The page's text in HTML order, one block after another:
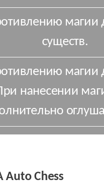
магии
существ.
магии
нанесении
Auto Chess